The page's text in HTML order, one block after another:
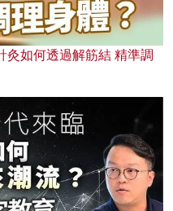
灸如何透過解筋結 精準調